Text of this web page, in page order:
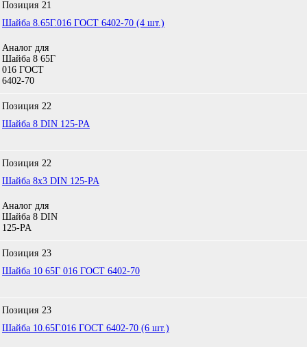
Позиция 21
Шайба 8.65Г.016 ГОСТ 6402-70 (4 шт.)
Аналог для
Шайба 8 65Г
016 ГОСТ
6402-70
Позиция 22
Шайба 8 DIN 125-PA
Позиция 22
Шайба 8x3 DIN 125-PA
Аналог для
Шайба 8 DIN
125-PA
Позиция 23
Шайба 10 65Г 016 ГОСТ 6402-70
Позиция 23
Шайба 10.65Г.016 ГОСТ 6402-70 (6 шт.)